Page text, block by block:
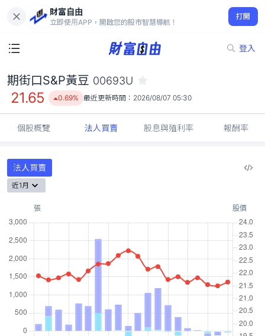
財富自由
立即使用APP，開啟您的股市智慧導航！
打開
登入
21.65
0.69%
期街口S&P黃豆 00693U
21.65 0.69% 最近更新時間： 2026/08/07 05:30
個股概覽 法人買賣 股息與殖利率 報酬率
法人買賣
近1月